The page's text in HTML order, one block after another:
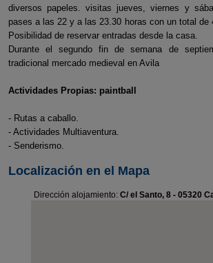
diversos papeles. visitas jueves, viernes y
pases a las 22 y a las 23.30 horas con un total de
Posibilidad de reservar entradas desde la casa.
Durante el segundo fin de semana de
tradicional mercado medieval en Avila
Actividades Propias: paintball
- Rutas a caballo.
- Actividades Multiaventura.
- Senderismo.
Localización en el Mapa
Dirección alojamiento: C/ el Santo, 8 - 05320